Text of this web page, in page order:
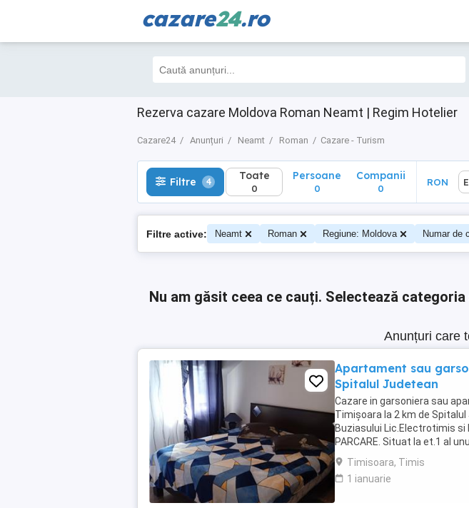
cazare24.ro
Rezerva cazare Moldova Roman Neamt | Regim Hotelier
Cazare24 Anunțuri Neamt Roman Cazare - Turism
Filtre 4 Toate
0
Filtre 4 Toate
0
Persoane
0
Companii
0
RON
Filtre active: Neamt Roman Regiune: Moldova Numar de
Nu am găsit ceea ce cauți. Selectează
Anunțuri care
Apartament sau
Spitalul Judetean
Cazare in garsoniera sau
Timișoara la 2 km de
Buziasului Lic.Electrotimis si
PARCARE. Situat la et.1 al
+wifi , frigider, mașină spălat,
Timisoara, Timis
1 ianuarie